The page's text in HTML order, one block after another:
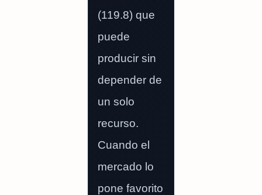
(119.8) que
puede
producir sin
depender de
un solo
recurso.
Cuando el
mercado lo
pone favorito